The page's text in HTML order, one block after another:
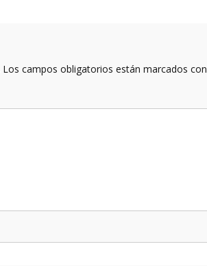
Los campos obligatorios están marcados con